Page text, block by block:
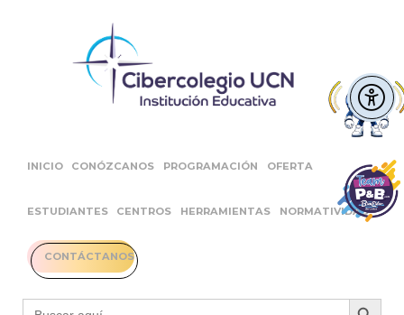
INICIO CONÓZCANOS PROGRAMACIÓN OFERTA
ESTUDIANTES CENTROS HERRAMIENTAS NORMATIVIDAD
CONTÁCTANOS
Buscar: Botón